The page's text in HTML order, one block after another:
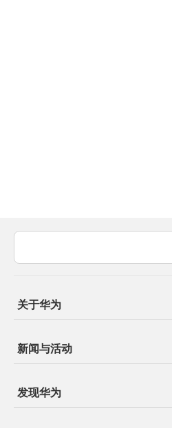
关于华为
新闻与活动
发现华为